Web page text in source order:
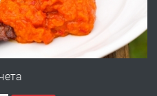
преди 3 дни
на ул. Липа до